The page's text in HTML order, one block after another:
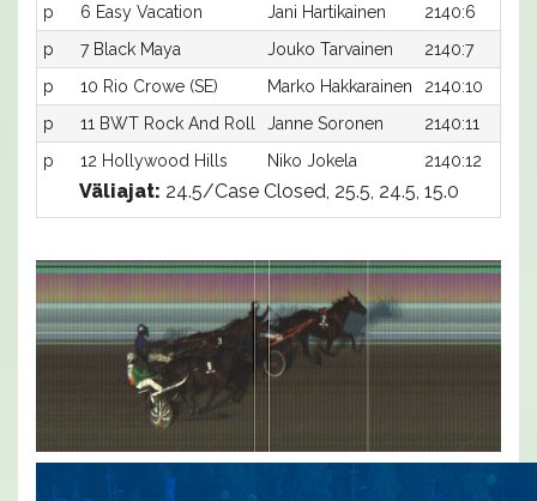
p
6 Easy Vacation Jani Hartikainen
2140:6
p
7 Black Maya Jouko Tarvainen
2140:7
p
10 Rio Crowe (SE) Marko Hakkarainen
2140:10
p
11 BWT Rock And Roll Janne Soronen
2140:11
p
12 Hollywood Hills Niko Jokela 2140:12
Väliajat: 24.5/Case Closed, 25.5, 24.5, 15.0